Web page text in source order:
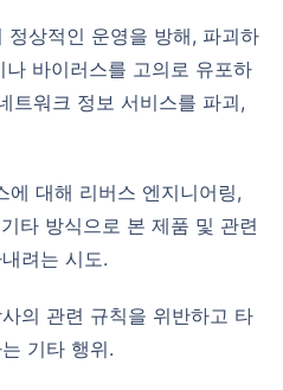
바이러스를 고의로 유포하
트워크 정보 서비스를 파괴,
타 방식으로 본 제품 및 관련
려는 시도.
기타 행위.